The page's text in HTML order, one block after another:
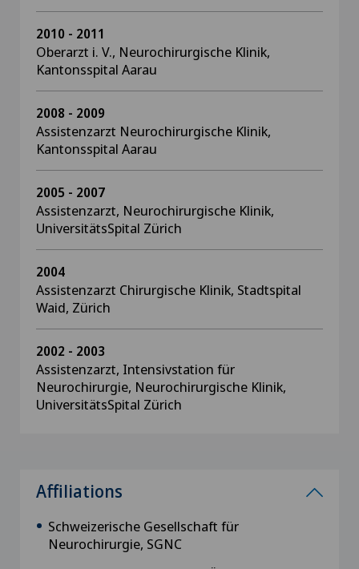
2010 - 2011
Oberarzt i. V., Neurochirurgische Klinik,
Kantonsspital Aarau
2008 - 2009
Assistenzarzt Neurochirurgische Klinik,
Kantonsspital Aarau
2005 - 2007
Assistenzarzt, Neurochirurgische Klinik,
UniversitätsSpital Zürich
2004
Assistenzarzt Chirurgische Klinik, Stadtspital
Waid, Zürich
2002 - 2003
Assistenzarzt, Intensivstation für
Neurochirurgie, Neurochirurgische Klinik,
UniversitätsSpital Zürich
Affiliations
Schweizerische Gesellschaft für
Neurochirurgie, SGNC